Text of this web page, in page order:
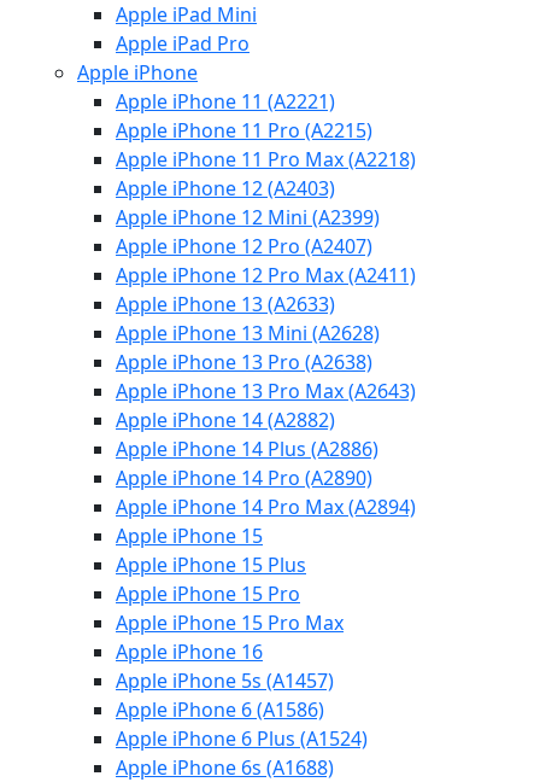
Apple iPad Mini
Apple iPad Pro
Apple iPhone
Apple iPhone 11 (A2221)
Apple iPhone 11 Pro (A2215)
Apple iPhone 11 Pro Max (A2218)
Apple iPhone 12 (A2403)
Apple iPhone 12 Mini (A2399)
Apple iPhone 12 Pro (A2407)
Apple iPhone 12 Pro Max (A2411)
Apple iPhone 13 (A2633)
Apple iPhone 13 Mini (A2628)
Apple iPhone 13 Pro (A2638)
Apple iPhone 13 Pro Max (A2643)
Apple iPhone 14 (A2882)
Apple iPhone 14 Plus (A2886)
Apple iPhone 14 Pro (A2890)
Apple iPhone 14 Pro Max (A2894)
Apple iPhone 15
Apple iPhone 15 Plus
Apple iPhone 15 Pro
Apple iPhone 15 Pro Max
Apple iPhone 16
Apple iPhone 5s (A1457)
Apple iPhone 6 (A1586)
Apple iPhone 6 Plus (A1524)
Apple iPhone 6s (A1688)